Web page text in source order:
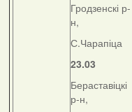
Гродзенскі р-
н,
С.Чарапіца
23.03
Бераставіцкі
р-н,